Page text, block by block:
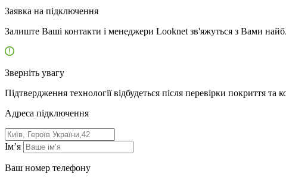
Заявка на підключення
Залиште Ваші контакти і менеджери Looknet зв'яжуться з Вами
Зверніть увагу
Підтвердження технології відбудеться після перевірки покриття та
Адресa підключення
Ім’я
Ваш номер телефону